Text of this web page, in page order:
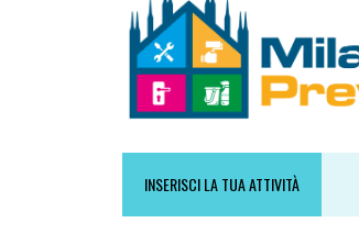
INSERISCI LA TUA ATTIVITÀ